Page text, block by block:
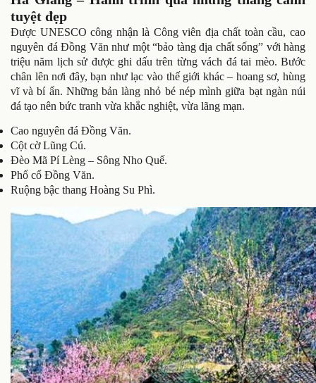
tuyệt đẹp
Được UNESCO công nhận là Công viên địa chất toàn cầu, cao
nguyên đá Đồng Văn như một “bảo tàng địa chất sống” với hàng
triệu năm lịch sử được ghi dấu trên từng vách đá tai mèo. Bước
chân lên nơi đây, bạn như lạc vào thế giới khác – hoang sơ, hùng
vĩ và bí ẩn. Những bản làng nhỏ bé nép mình giữa bạt ngàn núi
đá tạo nên bức tranh vừa khắc nghiệt, vừa lãng mạn.
Cao nguyên đá Đồng Văn.
Cột cờ Lũng Cú.
Đèo Mã Pí Lèng – Sông Nho Quế.
Phố cổ Đồng Văn.
Ruộng bậc thang Hoàng Su Phì.